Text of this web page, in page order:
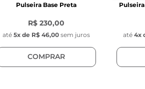
Pulseira Base Preta
R$ 230,00
até 5x de R$ 46,00 sem juros
COMPRAR
até 4x